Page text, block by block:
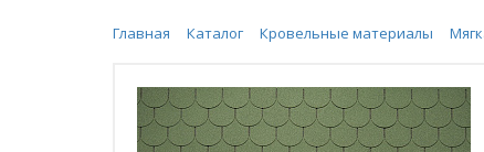
Главная Каталог Кровельные материалы